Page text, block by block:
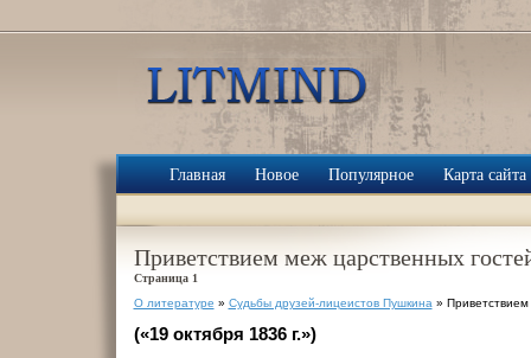
Главная Новое Популярное Карта сайта
Приветствием меж царственных
Страница 1
О литературе » Судьбы друзей-лицеистов Пушкина »
(«19 октября 1836 г.»)